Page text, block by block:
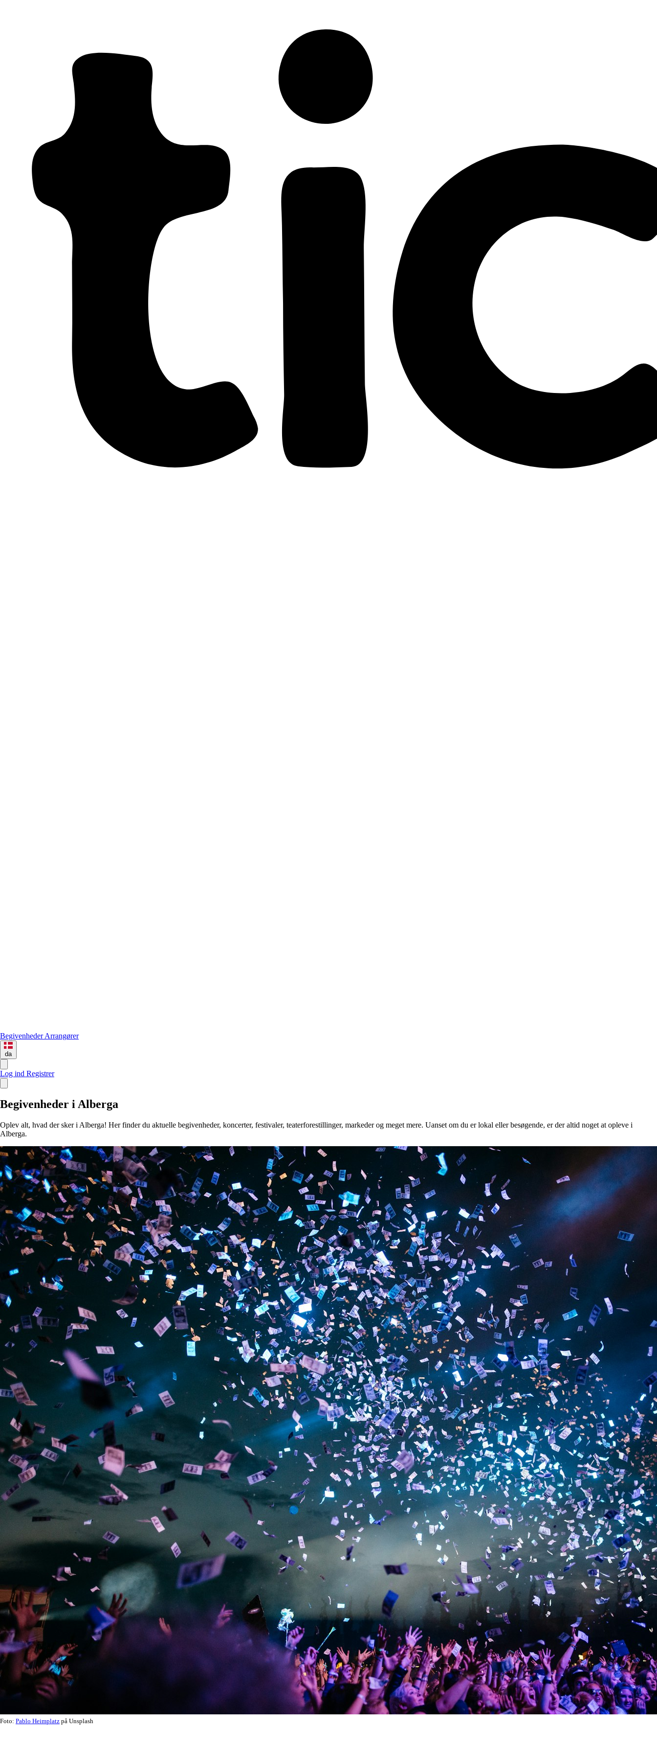
BegivenhederArrangører
da
Log ind Registrer
Begivenheder i Alberga
Oplev alt, hvad der sker i Alberga! Her finder du aktuelle begivenheder, koncerter, festivaler, teaterforestillinger, markeder og meget mere. Uanset om du er lokal eller besøgende, er der altid noget at opleve i
Alberga.
Foto: Pablo Heimplatz på Unsplash